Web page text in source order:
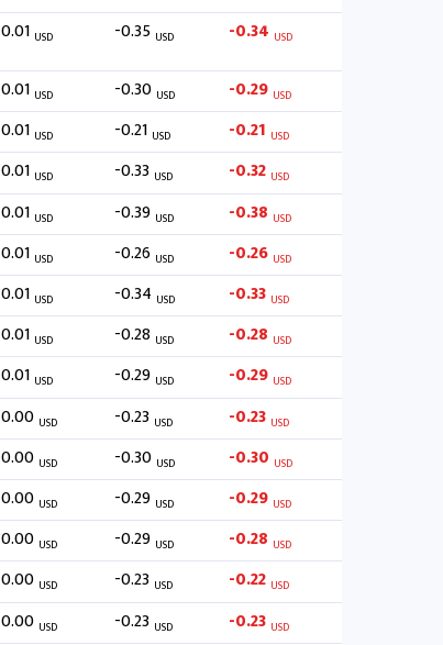
0.01 USD -0.35 USD -0.34 USD
0.01 USD -0.30 USD -0.29 USD
0.01 USD -0.21 USD -0.21 USD
0.01 USD -0.33 USD -0.32 USD
0.01 USD -0.39 USD -0.38 USD
0.01 USD -0.26 USD -0.26 USD
0.01 USD -0.34 USD -0.33 USD
0.01 USD -0.28 USD -0.28 USD
0.01 USD -0.29 USD -0.29 USD
0.00 USD -0.23 USD -0.23 USD
0.00 USD -0.30 USD -0.30 USD
0.00 USD -0.29 USD -0.29 USD
0.00 USD -0.29 USD -0.28 USD
0.00 USD -0.23 USD -0.22 USD
0.00 USD -0.23 USD -0.23 USD